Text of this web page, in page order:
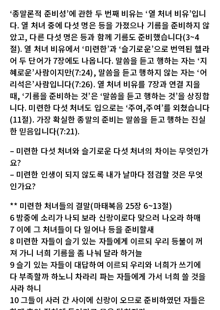
‘종말론적 준비성’에 관한 두 번째 비유는 ‘열 처녀 비유’입니
다. 열 처녀 중에 다섯 명은 등을 가졌으나 기름을 준비하지 않
았고, 다른 다섯 명은 등과 함께 기름도 준비했습니다(3~4
절). 열 처녀 비유에서 ‘미련한’과 ‘슬기로운’으로 번역된 헬라
어 두 단어가 7장에도 나옵니다. 말씀을 듣고 행하는 자는 ‘지
혜로운’사람이지만(7:24), 말씀을 듣고 행하지 않는 자는 ‘어
리석은’사람입니다(7:26). 열 처녀 비유를 7장과 연결 지을
때, ‘기름을 준비하는 것’은 ‘말씀을 듣고 행하는 것’을 상징합
니다. 미련한 다섯 처녀도 입으로는 ‘주여,주여’를 외쳤습니다
(11절). 가장 확실한 종말의 준비는 말씀을 듣고 행하는 진실
한 믿음입니다(7:21).
– 미련한 다섯 처녀와 슬기로운 다섯 처녀의 차이는 무엇인가
요?
– 미련한 인생이 되지 않도록 내가 날마다 점검할 것은 무엇
인가요?
** 미련한 처녀들의 결말(마태복음 25장 6~13절)
6 밤중에 소리가 나되 보라 신랑이로다 맞으러 나오라 하매
7 이에 그 처녀들이 다 일어나 등을 준비할새
8 미련한 자들이 슬기 있는 자들에게 이르되 우리 등불이 꺼
져 가니 너희 기름을 좀 나눠 달라 하거늘
9 슬기 있는 자들이 대답하여 이르되 우리와 너희가 쓰기에
다 부족할까 하노니 차라리 파는 자들에게 가서 너희 쓸 것을
사라 하니
10 그들이 사러 간 사이에 신랑이 오므로 준비하였던 자들은